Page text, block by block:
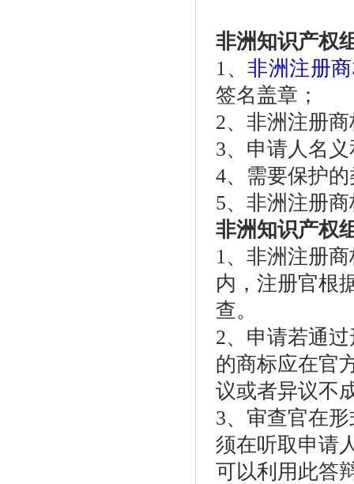
非洲知识产权
1、非洲注册
签名盖章；
2、非洲注册
3、申请人名
4、需要保护
5、非洲注册
非洲知识产权
1、非洲注册
内，注册官根
查。
2、申请若通
的商标应在官
议或者异议不
3、审查官在
须在听取申请
可以利用此答